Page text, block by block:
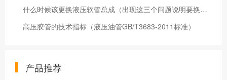
什么时候该更换液压软管总成（出现这三个问题说明要换液压油管总成了）
高压胶管的技术指标（液压油管GB/T3683-2011标准）
产品推荐